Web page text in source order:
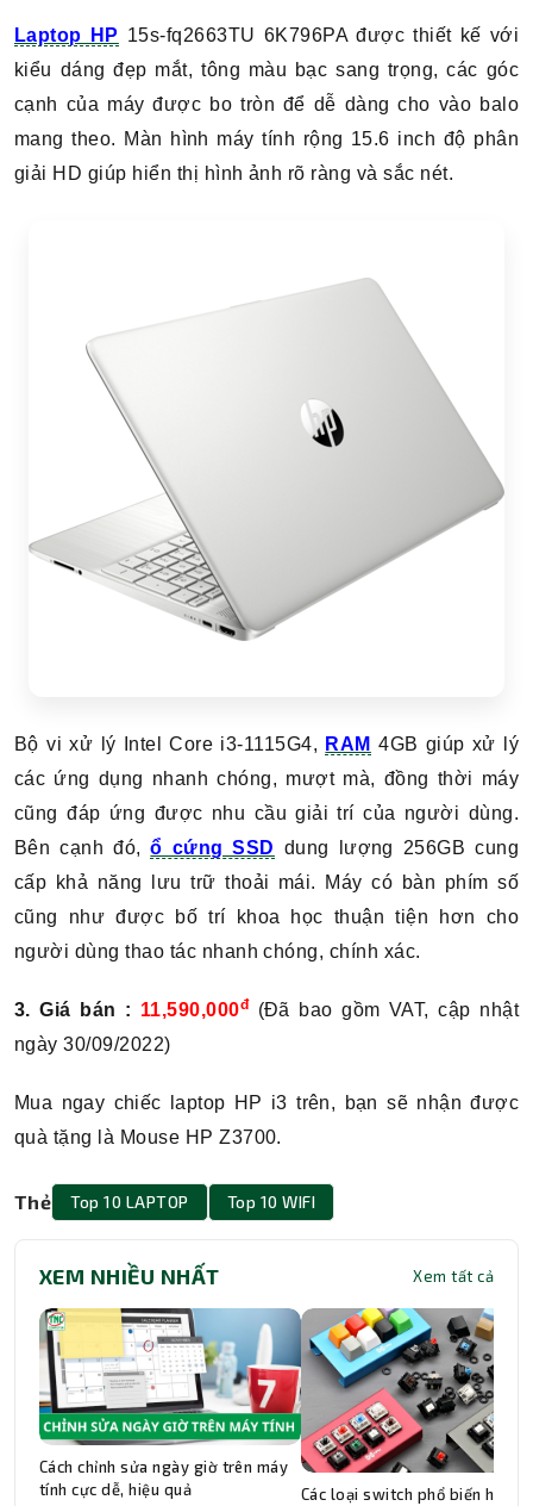
Laptop HP 15s-fq2663TU 6K796PA được thiết kế với
kiểu dáng đẹp mắt, tông màu bạc sang trọng, các góc
cạnh của máy được bo tròn để dễ dàng cho vào balo
mang theo. Màn hình máy tính rộng 15.6 inch độ phân
giải HD giúp hiển thị hình ảnh rõ ràng và sắc nét.
Bộ vi xử lý Intel Core i3-1115G4, RAM 4GB giúp xử lý
các ứng dụng nhanh chóng, mượt mà, đồng thời máy
cũng đáp ứng được nhu cầu giải trí của người dùng.
Bên cạnh đó, ổ cứng SSD dung lượng 256GB cung
cấp khả năng lưu trữ thoải mái. Máy có bàn phím số
cũng như được bố trí khoa học thuận tiện hơn cho
người dùng thao tác nhanh chóng, chính xác.
3. Giá bán : 11,590,000đ
(Đã bao gồm VAT, cập nhật
ngày 30/09/2022)
Mua ngay chiếc laptop HP i3 trên, bạn sẽ nhận được
quà tặng là Mouse HP Z3700.
Thẻ Top 10 LAPTOP Top 10 WIFI
XEM NHIỀU NHẤT Xem tất cả
Cách chỉnh sửa ngày giờ trên máy
tính cực dễ, hiệu quả
Các loại switch phổ biến hiện